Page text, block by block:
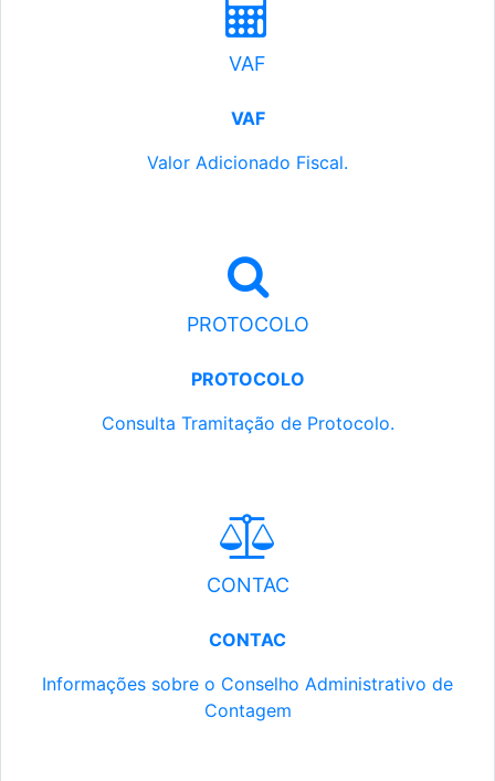
VAF
VAF
Valor Adicionado Fiscal.
PROTOCOLO
PROTOCOLO
Consulta Tramitação de Protocolo.
CONTAC
CONTAC
Informações sobre o Conselho Administrativo de
Contagem